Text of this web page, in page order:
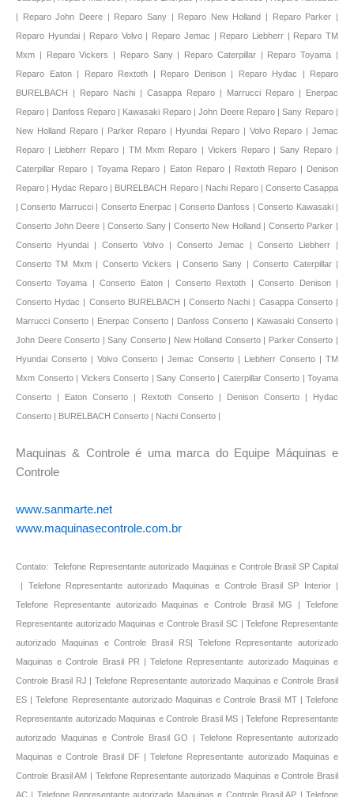
Maquinas & Controle é uma marca do Equipe Máquinas e
Controle
www.sanmarte.net
www.maquinasecontrole.com.br
Contato: Telefone Representante autorizado Maquinas e Controle Brasil SP Capital
| Telefone Representante autorizado Maquinas e Controle Brasil SP Interior |
Telefone Representante autorizado Maquinas e Controle Brasil MG | Telefone
Representante autorizado Maquinas e Controle Brasil SC | Telefone Representante
autorizado Maquinas e Controle Brasil RS| Telefone Representante autorizado
Maquinas e Controle Brasil PR | Telefone Representante autorizado Maquinas e
Controle Brasil RJ | Telefone Representante autorizado Maquinas e Controle Brasil
ES | Telefone Representante autorizado Maquinas e Controle Brasil MT | Telefone
Representante autorizado Maquinas e Controle Brasil MS | Telefone Representante
autorizado Maquinas e Controle Brasil GO | Telefone Representante autorizado
Maquinas e Controle Brasil DF | Telefone Representante autorizado Maquinas e
Controle Brasil AM | Telefone Representante autorizado Maquinas e Controle Brasil
AC | Telefone Representante autorizado Maquinas e Controle Brasil AP | Telefone